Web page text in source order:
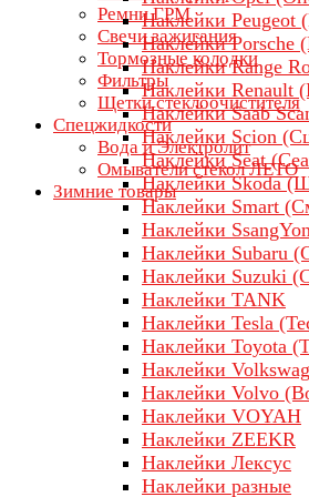
Ремни ГРМ
Свечи зажигания
Тормозные колодки
Фильтры
Щетки стеклоочистителя
Спецжидкости
Вода и Электролит
Омыватели стекол ЛЕТО
Зимние товары
Наклейки Peugeot
Наклейки Porsche
Наклейки Range
Наклейки Renault
Наклейки Saab
Наклейки Scion
Наклейки Seat
Наклейки Skoda
Наклейки Smart
Наклейки
Наклейки Subaru
Наклейки Suzuki
Наклейки TANK
Наклейки Tesla
Наклейки Toyota
Наклейки
Наклейки Volvo
Наклейки VOYAH
Наклейки ZEEKR
Наклейки Лексус
Наклейки разные